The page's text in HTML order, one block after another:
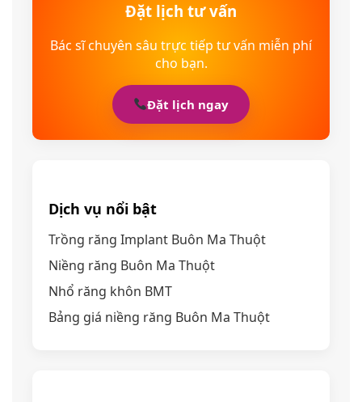
Đặt lịch tư vấn
Bác sĩ chuyên sâu trực tiếp tư vấn miễn phí
cho bạn.
Đặt lịch ngay
Dịch vụ nổi bật
Trồng răng Implant Buôn Ma Thuột
Niềng răng Buôn Ma Thuột
Nhổ răng khôn BMT
Bảng giá niềng răng Buôn Ma Thuột